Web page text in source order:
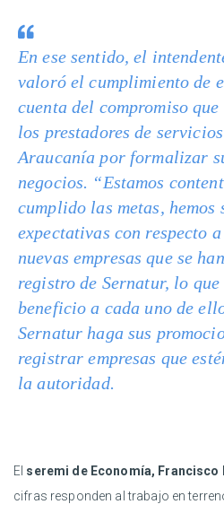
En ese sentido, el
valoró el cumplimiento de
cuenta del compromiso
los prestadores de
Araucanía por formalizar
negocios. “Estamos
cumplido las metas, hemos
expectativas con respecto
nuevas empresas que se
registro de Sernatur, lo
beneficio a cada uno de
Sernatur haga sus
registrar empresas que
la autoridad.
El seremi de Economía, Francisco
cifras responden al trabajo en